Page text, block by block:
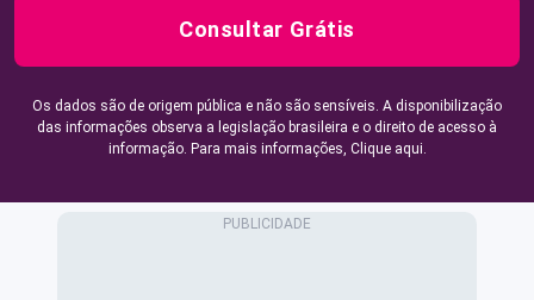
Consultar Grátis
Os dados são de origem pública e não são sensíveis. A disponibilização
das informações observa a legislação brasileira e o direito de acesso à
informação. Para mais informações, Clique aqui.